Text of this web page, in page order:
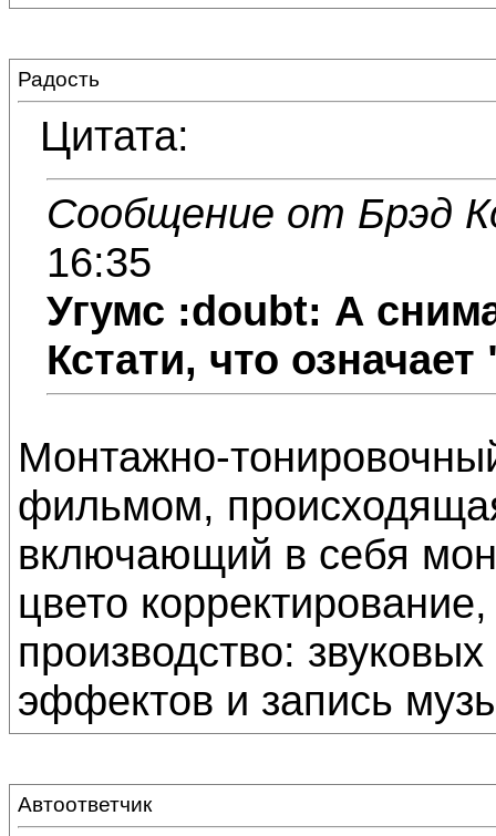
Радость
Цитата:
Сообщение от Брэд
16:35
Угумс :doubt: А
Кстати, что
Монтажно-
фильмом,
включающий в себя
цвето
производство:
эффектов и запись
Автоответчик